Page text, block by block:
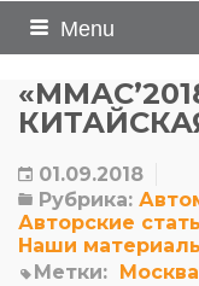
Menu
01.09.2018
Рубрика:
Авторские
Наши
Метки: Москва